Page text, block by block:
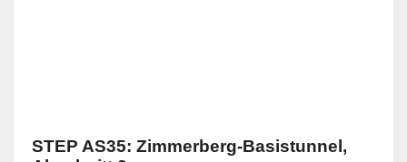
STEP AS35: Zimmerberg-Basistunnel,